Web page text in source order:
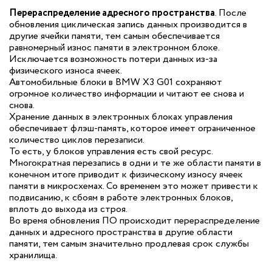
Перераспределение адресного пространства. После
обновления циклическая запись данных производится в
другие ячейки памяти, тем самым обеспечивается
равномерный износ памяти в электронном блоке.
Исключается возможность потери данных из-за
физического износа ячеек.
Автомобильные блоки в BMW X3 G01 сохраняют
огромное количество информации и читают ее снова и
снова.
Хранение данных в электронных блоках управления
обеспечивает флэш-память, которое имеет ограниченное
количество циклов перезаписи.
То есть, у блоков управления есть свой ресурс.
Многократная перезапись в одни и те же области памяти в
конечном итоге приводит к физическому износу ячеек
памяти в микросхемах. Со временем это может привести к
подвисанию, к сбоям в работе электронных блоков,
вплоть до выхода из строя.
Во время обновления ПО происходит перераспределение
данных и адресного пространства в другие области
памяти, тем самым значительно продлевая срок службы
хранилища.